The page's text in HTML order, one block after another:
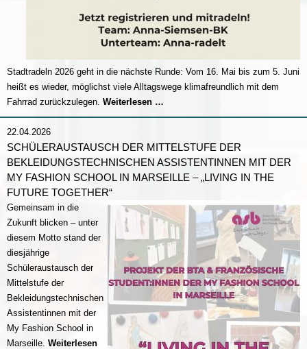
Stadtradeln 2026 geht in die nächste Runde: Vom 16. Mai bis zum 5. Juni
heißt es wieder, möglichst viele Alltagswege klimafreundlich mit dem
Fahrrad zurückzulegen. Weiterlesen …
2026
22.04.2026
SCHÜLERAUSTAUSCH DER MITTELSTUFE DER
BEKLEIDUNGSTECHNISCHEN ASSISTENTINNEN MIT DER
MY FASHION SCHOOL IN MARSEILLE – „LIVING IN THE
FUTURE TOGETHER“
Gemeinsam in die
Zukunft blicken – unter
diesem Motto stand der
diesjährige
Schüleraustausch der
Mittelstufe der
Bekleidungstechnischen
Assistentinnen mit der
My Fashion School in
Marseille. Weiterlesen